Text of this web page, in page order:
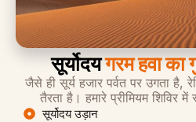
सूर्योदयगरम हवा का
जैसे ही सूर्य हजार पर्वत पर उगता
तैरता है। हमारे प्रीमियम शिविर में
सूर्योदय उड़ान